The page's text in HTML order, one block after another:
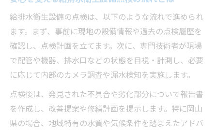
ント
トラブル事例から学ぶ給排水衛生設備点検
の教訓
安心維持には給排水衛生設備点検が不可欠
給排水衛生設備点検と法令遵守の関係を解
説
給排水衛生設備の点検は、以下のような流れで進められ
ます。まず、事前に現地の設備情報や過去の点検履歴を
確認し、点検計画を立てます。次に、専門技術者が現場
で配管や機器、排水口などの状態を目視・計測し、必要
に応じて内部のカメラ調査や漏水検知を実施します。
点検後は、発見された不具合や劣化部分について報告書
を作成し、改善提案や修繕計画を提示します。特に岡山
県の場合、地域特有の水質や気候条件を踏まえたアドバ